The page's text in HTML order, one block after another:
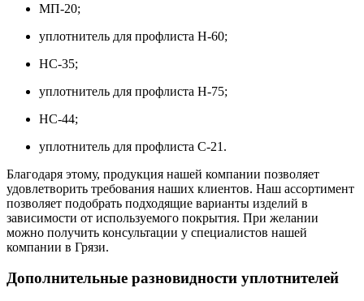
МП-20;
уплотнитель для профлиста Н-60;
НС-35;
уплотнитель для профлиста Н-75;
НС-44;
уплотнитель для профлиста С-21.
Благодаря этому, продукция нашей компании позволяет
удовлетворить требования наших клиентов. Наш ассортимент
позволяет подобрать подходящие варианты изделий в
зависимости от используемого покрытия. При желании
можно получить консультации у специалистов нашей
компании в Грязи.
Дополнительные разновидности уплотнителей